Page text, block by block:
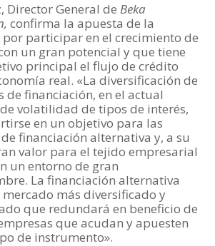
Director General de Beka
confirma la apuesta de la
participar en el crecimiento de
un gran potencial y que tiene
principal el flujo de crédito
real. «La diversificación de
de financiación, en el actual
volatilidad de tipos de interés,
en un objetivo para las
financiación alternativa y, a su
valor para el tejido empresarial
un entorno de gran
La financiación alternativa
mercado más diversificado y
que redundará en beneficio de
que acudan y apuesten
de instrumento».